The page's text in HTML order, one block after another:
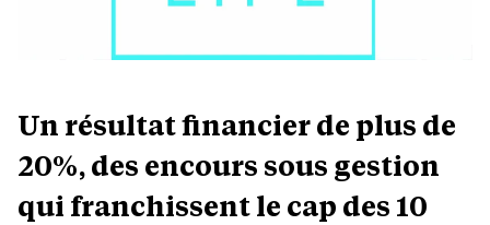
Un résultat financier de plus de
20%, des encours sous gestion
qui franchissent le cap des 10